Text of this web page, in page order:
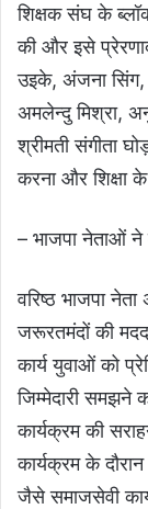
शिक्षक संघ के
की और इसे
उइके, अंजना सिंग,
अमलेन्दु मिश्रा,
श्रीमती संगीता
करना और शिक्षा
– भाजपा नेताओं ने
वरिष्ठ भाजपा
जरूरतमंदों की
कार्य युवाओं को
जिम्मेदारी समझने
कार्यक्रम की
कार्यक्रम के
जैसे समाजसेवी